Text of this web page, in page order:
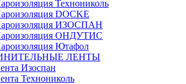
Технониколь
DOCKE
ИЗОСПАН
ОНДУТИС
Ютафол
ЛЕНТЫ
Изоспан
Технониколь